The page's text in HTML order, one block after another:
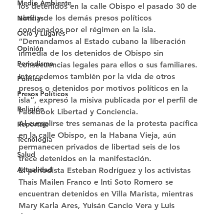
Medio Ambiente
Noticias
Ocio y Lugares
Opinión
Periodismo
Política
Presos Políticos
Religión
Reportaje
Tecnología
Salud
Actualidad
los detenidos en la calle Obispo el pasado 30 de
abril y de los demás presos políticos
condenados por el régimen en la isla.
“Demandamos al Estado cubano la liberación
inmedia de los detenidos de Obispo sin
consecuencias legales para ellos o sus familiares.
Intercedemos también por la vida de otros
presos o detenidos por motivos políticos en la
isla”, expresó la misiva publicada por el perfil de
Facebook Libertad y Conciencia.
Al cumplirse tres semanas de la protesta pacífica
en la calle Obispo, en la Habana Vieja, aún
permanecen privados de libertad seis de los
trece detenidos en la manifestación.
El periodista Esteban Rodríguez y los activistas
Thais Mailen Franco e Inti Soto Romero se
encuentran detenidos en Villa Marista, mientras
Mary Karla Ares, Yuisán Cancio Vera y Luis